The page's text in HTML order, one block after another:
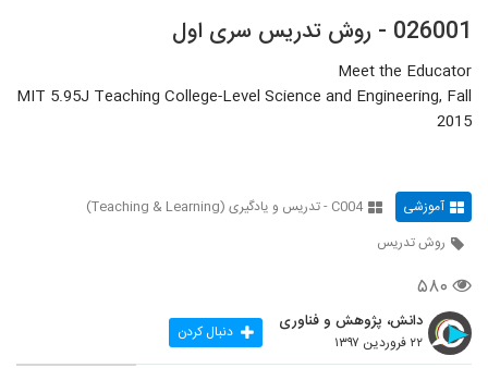
5
۴۷۶ بازدید
8
026008 - روش تدریس سری اول
026001 - روش تدریس سری اول
Meet the Educator
MIT 5.95J Teaching College-Level Science and Engineering, Fall
2015
آموزشی
C004 - تدریس و یادگیری (Teaching & Learning)
روش تدریس
۵۸۰
دانش، پژوهش و فناوری
۲۲ فروردین ۱۳۹۷ دنبال کردن